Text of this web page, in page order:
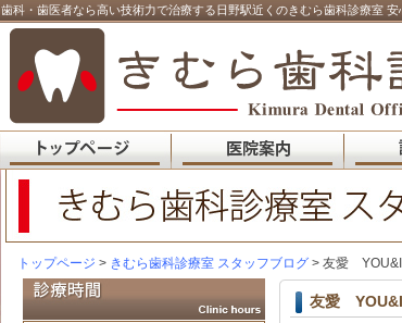
歯科・歯医者なら高い技術力で治療する日野駅近くのきむら歯科診療室 安
トップページ > きむら歯科診療室 スタッフブログ > 友愛
友愛